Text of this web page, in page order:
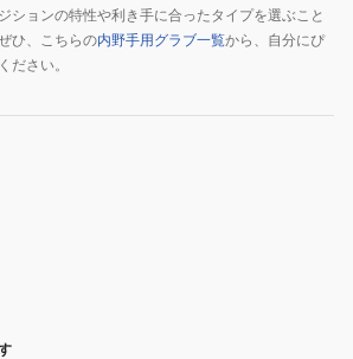
ションの特性や利き手に合ったタイプを選ぶこと
ひ、こちらの内野手用グラブ一覧から、自分にぴ
ださい。